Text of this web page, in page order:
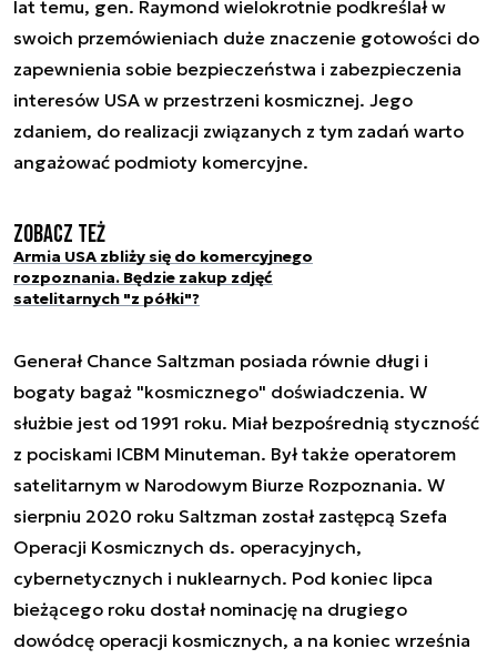
lat temu, gen. Raymond wielokrotnie podkreślał w
swoich przemówieniach duże znaczenie gotowości do
zapewnienia sobie bezpieczeństwa i zabezpieczenia
interesów USA w przestrzeni kosmicznej. Jego
zdaniem, do realizacji związanych z tym zadań warto
angażować podmioty komercyjne.
Zobacz też
Armia USA zbliży się do komercyjnego
rozpoznania. Będzie zakup zdjęć
satelitarnych "z półki"?
Generał Chance Saltzman posiada równie długi i
bogaty bagaż "kosmicznego" doświadczenia. W
służbie jest od 1991 roku. Miał bezpośrednią styczność
z pociskami ICBM Minuteman. Był także operatorem
satelitarnym w Narodowym Biurze Rozpoznania. W
sierpniu 2020 roku Saltzman został zastępcą Szefa
Operacji Kosmicznych ds. operacyjnych,
cybernetycznych i nuklearnych. Pod koniec lipca
bieżącego roku dostał nominację na drugiego
dowódcę operacji kosmicznych, a na koniec września